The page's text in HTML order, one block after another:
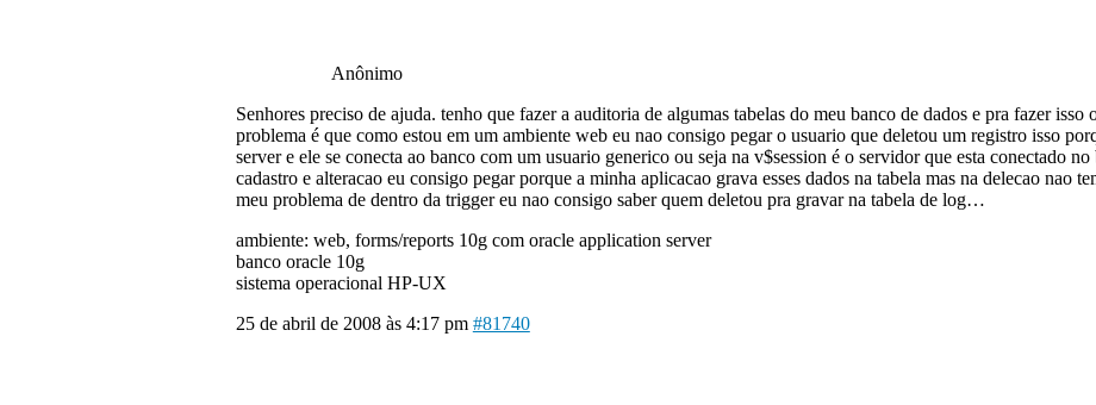
Anônimo
Senhores preciso de ajuda. tenho que fazer a auditoria de algumas tabelas do meu banco de dados e pra fazer
problema é que como estou em um ambiente web eu nao consigo pegar o usuario que deletou um registro isso
server e ele se conecta ao banco com um usuario generico ou seja na v$session é o servidor que esta conectado
cadastro e alteracao eu consigo pegar porque a minha aplicacao grava esses dados na tabela mas na delecao nao
meu problema de dentro da trigger eu nao consigo saber quem deletou pra gravar na tabela de log…
ambiente: web, forms/reports 10g com oracle application server
banco oracle 10g
sistema operacional HP-UX
25 de abril de 2008 às 4:17 pm #81740